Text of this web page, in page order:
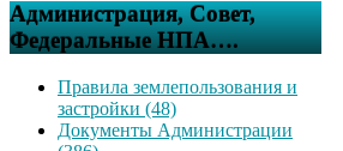
Администрация, Совет,
Федеральные НПА….
Правила землепользования и
застройки (48)
Документы Администрации